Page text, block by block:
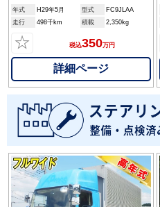
年式 H29年5月 型式
FC9JLAA
走行
498千km 積載 2,350kg
☆ 税込350万円
詳細ページ